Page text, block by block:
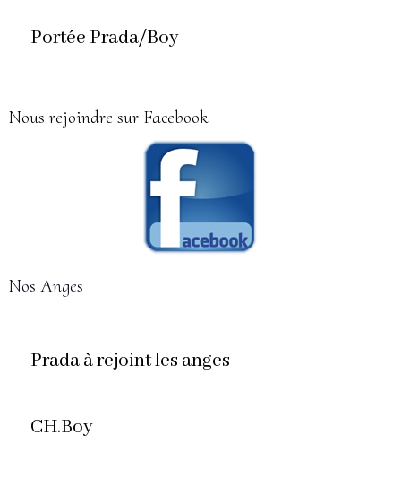
Portée Prada/Boy
Nous rejoindre sur Facebook
Nos Anges
Prada à rejoint les anges
CH.Boy